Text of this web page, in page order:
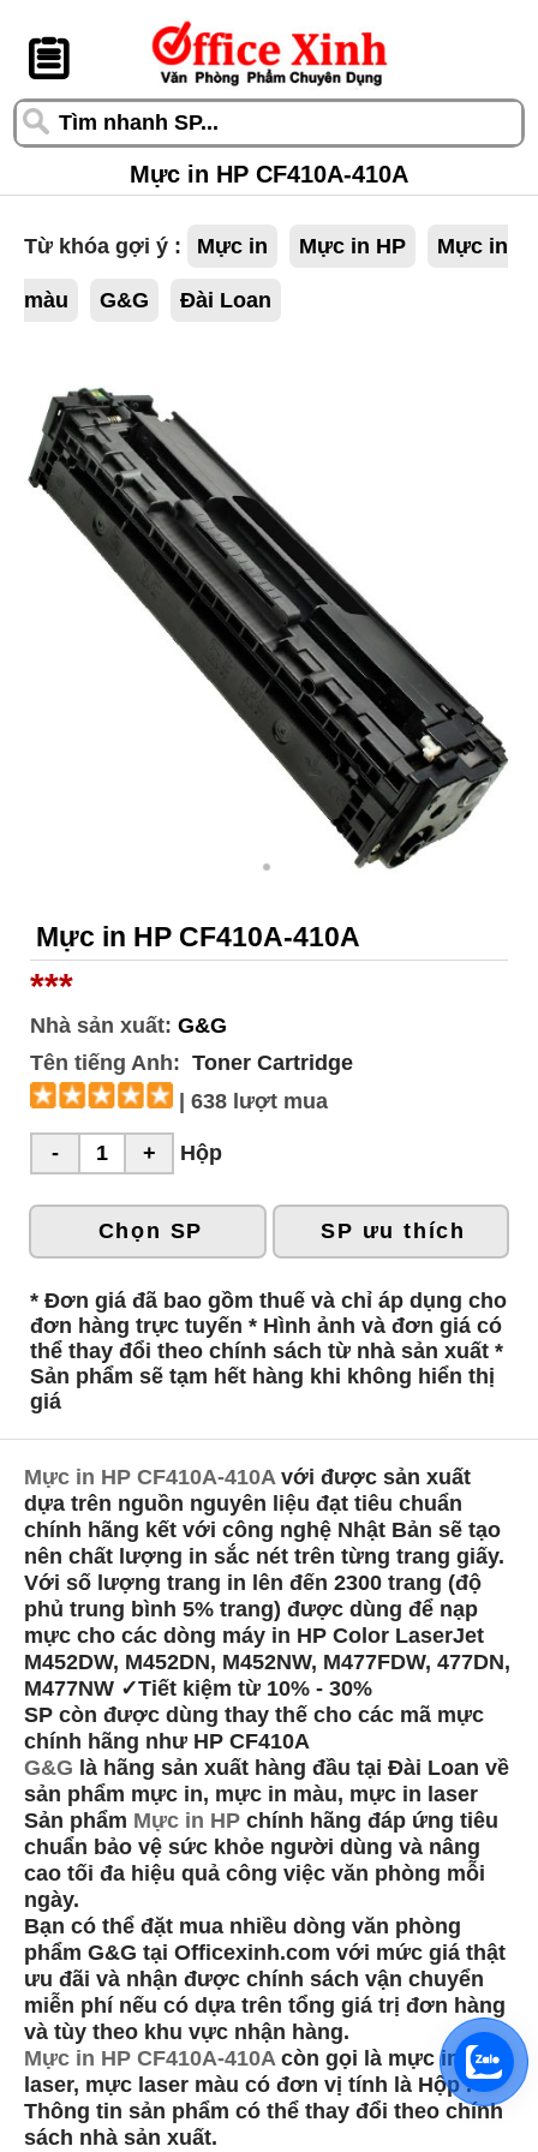
󰆎
Mực in HP CF410A-410A
Từ khóa gợi ý : Mực in Mực in HP Mực in
màu G&G Đài Loan
Mực in HP CF410A-410A
***
Nhà sản xuất: G&G
Tên tiếng Anh: Toner Cartridge
| 638 lượt mua
Hộp
Chọn SP SP ưu thích
* Đơn giá đã bao gồm thuế và chỉ áp dụng cho
đơn hàng trực tuyến * Hình ảnh và đơn giá có
thể thay đổi theo chính sách từ nhà sản xuất *
Sản phẩm sẽ tạm hết hàng khi không hiển thị
giá
Mực in HP CF410A-410A với được sản xuất
dựa trên nguồn nguyên liệu đạt tiêu chuẩn
chính hãng kết với công nghệ Nhật Bản sẽ tạo
nên chất lượng in sắc nét trên từng trang giấy.
Với số lượng trang in lên đến 2300 trang (độ
phủ trung bình 5% trang) được dùng để nạp
mực cho các dòng máy in HP Color LaserJet
M452DW, M452DN, M452NW, M477FDW, 477DN,
M477NW ✓Tiết kiệm từ 10% - 30%
SP còn được dùng thay thế cho các mã mực
chính hãng như HP CF410A
G&G là hãng sản xuất hàng đầu tại Đài Loan về
sản phẩm mực in, mực in màu, mực in laser
Sản phẩm Mực in HP chính hãng đáp ứng tiêu
chuẩn bảo vệ sức khỏe người dùng và nâng
cao tối đa hiệu quả công việc văn phòng mỗi
ngày.
Bạn có thể đặt mua nhiều dòng văn phòng
phẩm G&G tại Officexinh.com với mức giá thật
ưu đãi và nhận được chính sách vận chuyển
miễn phí nếu có dựa trên tổng giá trị đơn hàng
và tùy theo khu vực nhận hàng.
Mực in HP CF410A-410A còn gọi là mực in
laser, mực laser màu có đơn vị tính là Hộp .
Thông tin sản phẩm có thể thay đổi theo chính
sách nhà sản xuất.